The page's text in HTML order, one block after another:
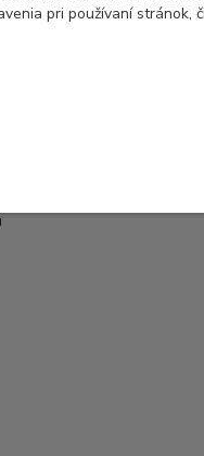
pri používaní stránok,